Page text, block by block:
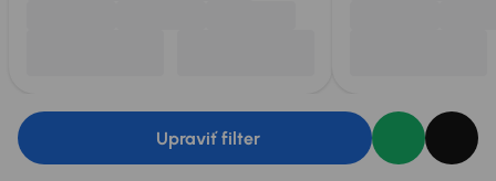
Upraviť filter